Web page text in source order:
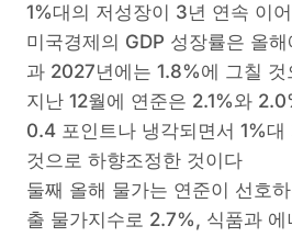
1%대의 저성장이 3년 연속 이
미국경제의 GDP 성장률은 올
과 2027년에는 1.8%에 그칠 것
지난 12월에 연준은 2.1%와
0.4 포인트나 냉각되면서 1%대
것으로 하향조정한 것이다
둘째 올해 물가는 연준이 선호
출 물가지수로 2.7%, 식품과 에